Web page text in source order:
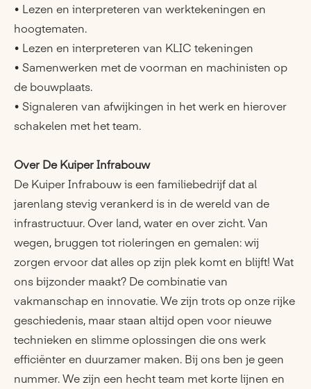
• Lezen en interpreteren van werktekeningen en
hoogtematen.
• Lezen en interpreteren van KLIC tekeningen
• Samenwerken met de voorman en machinisten op
de bouwplaats.
• Signaleren van afwijkingen in het werk en hierover
schakelen met het team.
Over De Kuiper Infrabouw
De Kuiper Infrabouw is een familiebedrijf dat al
jarenlang stevig verankerd is in de wereld van de
infrastructuur. Over land, water en over zicht. Van
wegen, bruggen tot rioleringen en gemalen: wij
zorgen ervoor dat alles op zijn plek komt en blijft! Wat
ons bijzonder maakt? De combinatie van
vakmanschap en innovatie. We zijn trots op onze rijke
geschiedenis, maar staan altijd open voor nieuwe
technieken en slimme oplossingen die ons werk
efficiënter en duurzamer maken. Bij ons ben je geen
nummer. We zijn een hecht team met korte lijnen en